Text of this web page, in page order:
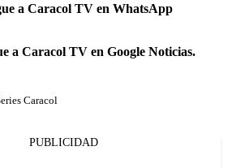
a Caracol TV en WhatsApp
a Caracol TV en Google Noticias.
Caracol
PUBLICIDAD